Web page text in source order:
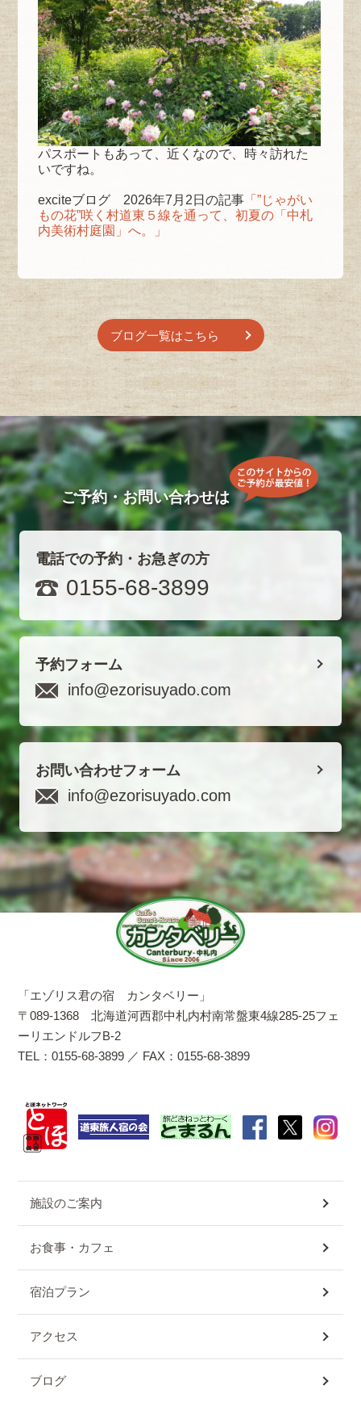
パスポートもあって、近くなので、時々訪れた
いですね。
exciteブログ 2026年7月2日の記事「”じゃがい
もの花”咲く村道東５線を通って、初夏の「中札
内美術村庭園」へ。」
ブログ一覧はこちら
ご予約・お問い合わせは
電話での予約・お急ぎの方
0155-68-3899
予約フォーム
info@ezorisuyado.com
お問い合わせフォーム
info@ezorisuyado.com
「エゾリス君の宿 カンタベリー」
〒089-1368 北海道河西郡中札内村南常盤東4線285-25フェ
ーリエンドルフB-2
TEL：0155-68-3899 ／ FAX：0155-68-3899
施設のご案内
お食事・カフェ
宿泊プラン
アクセス
ブログ